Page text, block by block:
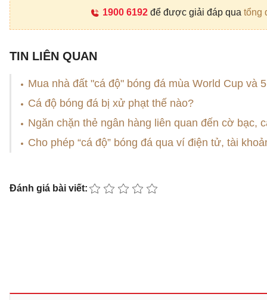
1900 6192để được giải đáp qua tổng
TIN LIÊN QUAN
Mua nhà đất "cá độ" bóng đá mùa World Cup và
Cá độ bóng đá bị xử phạt thế nào?
Ngăn chặn thẻ ngân hàng liên quan đến cờ bạc,
Cho phép “cá độ” bóng đá qua ví điện tử, tài
Đánh giá bài viết: